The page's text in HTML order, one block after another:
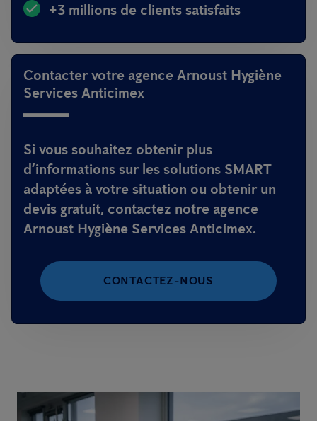
+3 millions de clients satisfaits
Contacter votre agence Arnoust Hygiène
Services Anticimex
Si vous souhaitez obtenir plus
d’informations sur les solutions SMART
adaptées à votre situation ou obtenir un
devis gratuit, contactez notre agence
Arnoust Hygiène Services Anticimex.
CONTACTEZ-NOUS